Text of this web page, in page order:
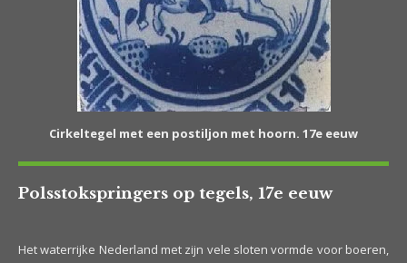
Cirkeltegel met een postiljon met hoorn. 17e eeuw
Polsstokspringers op tegels, 17e eeuw
Het waterrijke Nederland met zijn vele sloten vormde voor boeren,